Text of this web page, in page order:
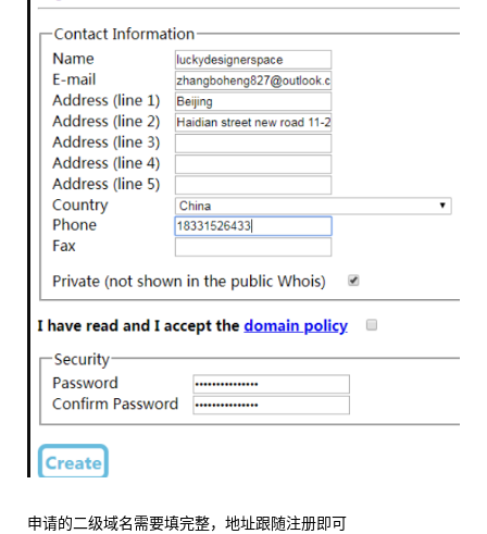
申请的二级域名需要填完整，地址跟随注册即可